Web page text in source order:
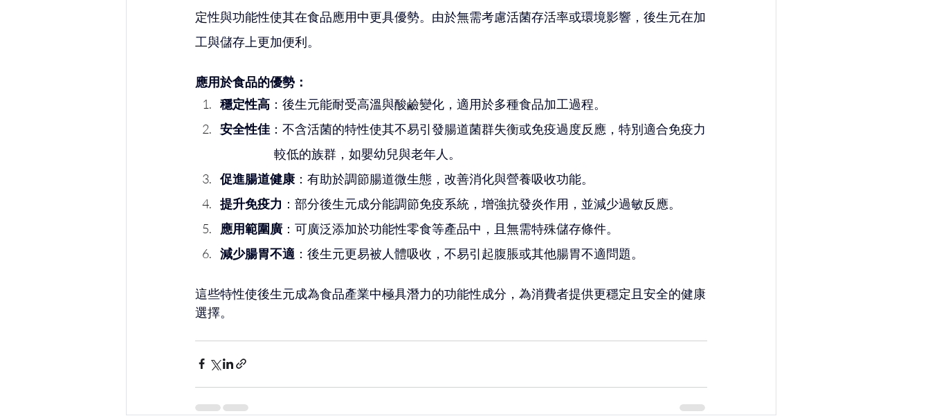
定性與功能性使其在食品應用中更具優勢。由於無需考慮活菌存活率或環境影響，後生元在加
工與儲存上更加便利。
應用於食品的優勢：
穩定性高 ：後生元能耐受高溫與酸鹼變化，適用於多種食品加工過程。
安全性佳 ：不含活菌的特性使其不易引發腸道菌群失衡或免疫過度反應，特別適合免疫力
                          較低的族群，如嬰幼兒與老年人。
促進腸道健康 ：有助於調節腸道微生態，改善消化與營養吸收功能。
提升免疫力 ：部分後生元成分能調節免疫系統，增強抗發炎作用，並減少過敏反應。
應用範圍廣 ：可廣泛添加於功能性零食等產品中，且無需特殊儲存條件。
減少腸胃不適 ：後生元更易被人體吸收，不易引起腹脹或其他腸胃不適問題。
這些特性使後生元成為食品產業中極具潛力的功能性成分，為消費者提供更穩定且安全的健康
選擇。